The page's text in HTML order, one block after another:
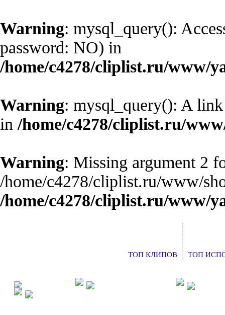
Warning: mysql_query():
password: NO) in
/home/c4278/cliplist.ru/www/
Warning: mysql_query(): A
in /home/c4278/cliplist.ru/
Warning: Missing argument 2
/home/c4278/cliplist.ru/www/
/home/c4278/cliplist.ru/www/
ТОП КЛИПОВ ТОП